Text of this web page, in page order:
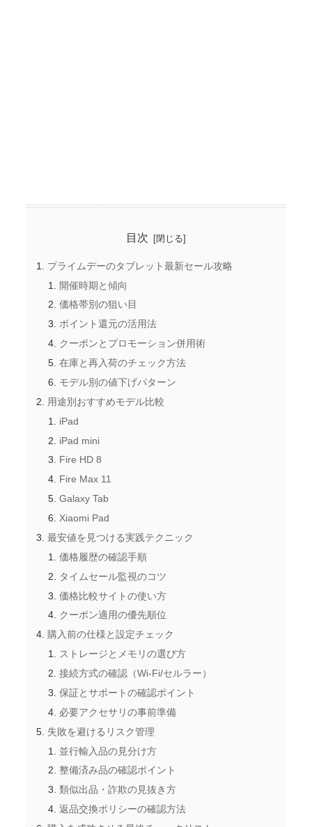
目次
プライムデーのタブレット最新セール攻略
開催時期と傾向
価格帯別の狙い目
ポイント還元の活用法
クーポンとプロモーション併用術
在庫と再入荷のチェック方法
モデル別の値下げパターン
用途別おすすめモデル比較
iPad
iPad mini
Fire HD 8
Fire Max 11
Galaxy Tab
Xiaomi Pad
最安値を見つける実践テクニック
価格履歴の確認手順
タイムセール監視のコツ
価格比較サイトの使い方
クーポン適用の優先順位
購入前の仕様と設定チェック
ストレージとメモリの選び方
接続方式の確認（Wi-Fi/セルラー）
保証とサポートの確認ポイント
必要アクセサリの事前準備
失敗を避けるリスク管理
並行輸入品の見分け方
整備済み品の確認ポイント
類似出品・詐欺の見抜き方
返品交換ポリシーの確認方法